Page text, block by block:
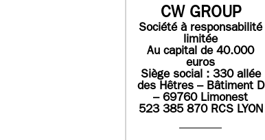
CW GROUP
Société à responsabilité
limitée
Au capital de 40.000
euros
Siège social : 330 allée
des Hêtres – Bâtiment D
– 69760 Limonest
523 385 870 RCS LYON